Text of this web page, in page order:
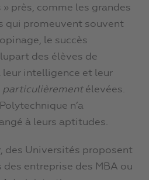
près, comme les grandes
qui promeuvent souvent
le succès
des élèves de
leur intelligence et leur
particulièrementélevées.
n’a
à leurs aptitudes.
des Universités proposent
entreprise des MBA ou